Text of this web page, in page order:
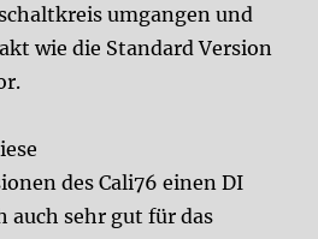
umgangen und
wie die Standard Version
des Cali76 einen DI
auch sehr gut für das